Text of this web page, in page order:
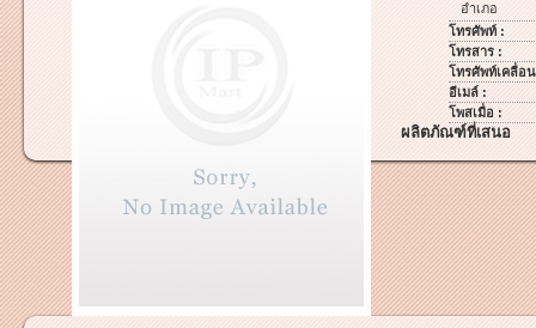
อำเภอ
โทรศัพท์ :
โทรสาร :
โทรศัพท์เคลื่อ
อีเมล์ :
โพสเมื่อ :
ผลิตภัณฑ์ที่เสนอ